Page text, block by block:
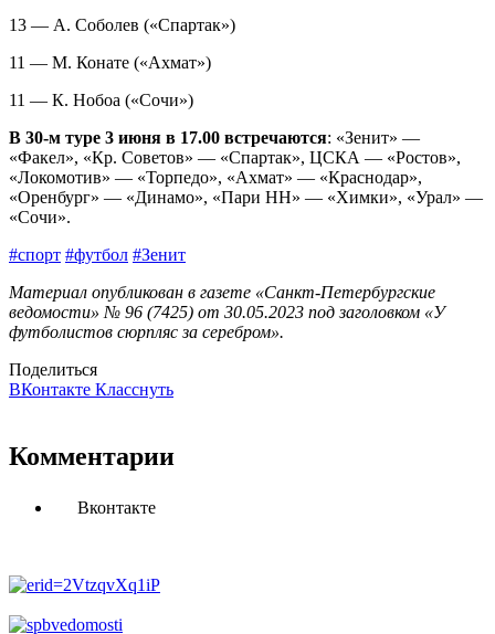
13 — А. Соболев («Спартак»)
11 — М. Конате («Ахмат»)
11 — К. Нобоа («Сочи»)
В 30‑м туре 3 июня в 17.00 встречаются: «Зенит» —
«Факел», «Кр. Советов» — «Спартак», ЦСКА — «Ростов»,
«Локомотив» — «Торпедо», «Ахмат» — «Краснодар»,
«Оренбург» — «Динамо», «Пари НН» — «Химки», «Урал» —
«Сочи».
#спорт #футбол #Зенит
Материал опубликован в газете «Санкт-Петербургские
ведомости» № 96 (7425) от 30.05.2023 под заголовком «У
футболистов сюрпляс за серебром».
Поделиться
ВКонтакте Класснуть
Комментарии
Вконтакте